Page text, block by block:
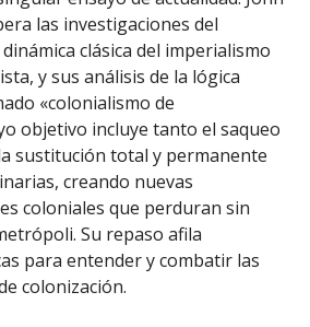
las investigaciones del
clásica del imperialismo
y sus análisis de la lógica
«colonialismo de
objetivo incluye tanto el saqueo
sustitución total y permanente
creando nuevas
coloniales que perduran sin
Su repaso afila
para entender y combatir las
colonización.